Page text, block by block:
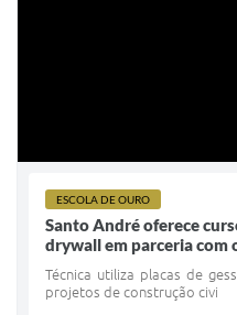
IPTU 2025
Legislação
Lei de acesso à informação
ESCOLA DE OURO
Santo André oferece
drywall em parceria com
Técnica utiliza placas de
projetos de construção civi